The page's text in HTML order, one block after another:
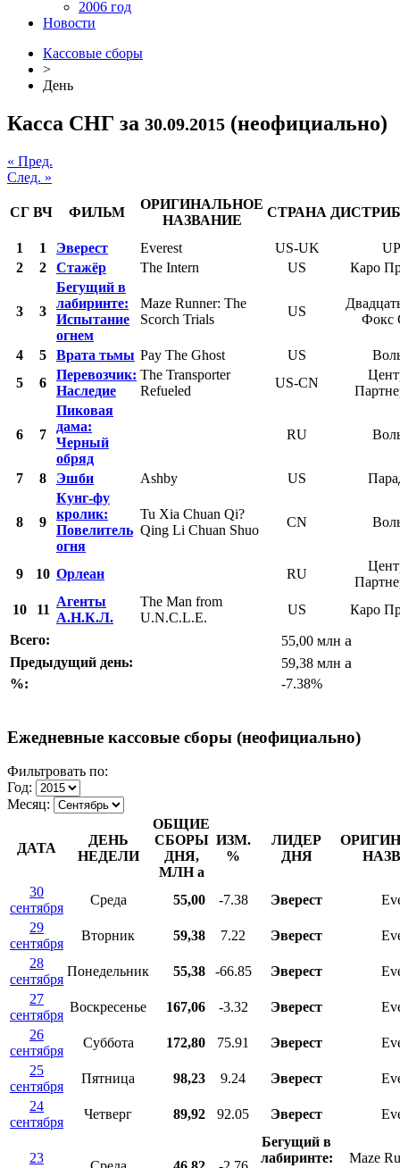
2006 год
Новости
Кассовые сборы
>
День
Касса СНГ за 30.09.2015 (неофициально)
« Пред.
След. »
СГ ВЧ ФИЛЬМ
ОРИГИНАЛЬНОЕ
НАЗВАНИЕ
СТРАНА
1 1 Эверест Everest US-UK
2
2 Стажёр The Intern US Каро
3 3
Бегущий в
лабиринте:
Испытание
огнем
Maze Runner: The
Scorch Trials
US
Фокс
4 5 Врата тьмы Pay The Ghost US
5
6
Перевозчик:
Наследие
The Transporter
Refueled
US-CN
6 7
Пиковая
дама:
Черный
обряд
RU
7 8 Эшби Ashby US
8 9
Кунг-фу
кролик:
Повелитель
огня
Tu Xia Chuan Qi?
Qing Li Chuan Shuo
CN
9 10 Орлеан RU
10
11
Агенты
А.Н.К.Л.
The Man from
U.N.C.L.E.
US
Каро
Всего:
55,00 млн a
Предыдущий день: 59,38 млн a
%: -7.38%
Ежедневные кассовые сборы (неофициально)
Фильтровать по:
Год:
Месяц:
ДАТА
ДЕНЬ
НЕДЕЛИ
ОБЩИЕ
СБОРЫ
ДНЯ,
МЛНa
ИЗМ.
%
ЛИДЕР
ДНЯ
30
сентября
Среда 55,00 -7.38 Эверест
29
сентября
Вторник 59,38 7.22 Эверест
28
сентября
Понедельник 55,38 -66.85 Эверест
27
сентября
Воскресенье 167,06 -3.32 Эверест
26
сентября
Суббота 172,80 75.91 Эверест
25
сентября
Пятница 98,23 9.24 Эверест
24
сентября
Четверг 89,92 92.05 Эверест
23
Бегущий в
лабиринте:
Maze